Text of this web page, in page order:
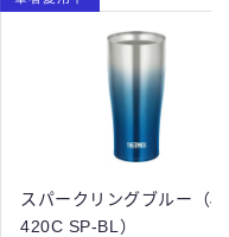
スパークリングブルー（
420C SP-BL）